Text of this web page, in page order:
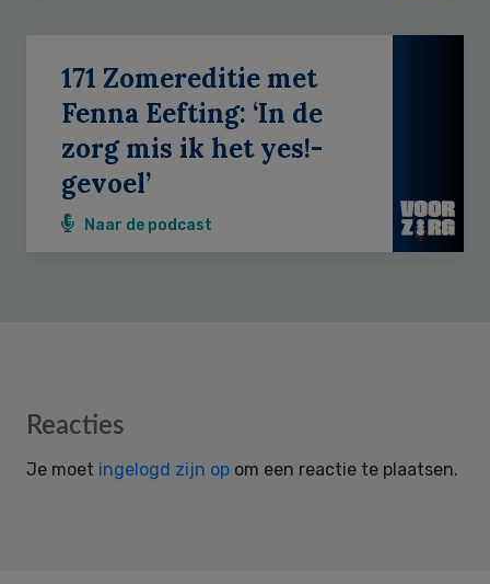
171 Zomereditie met
Fenna Eefting: ‘In de
zorg mis ik het yes!-
gevoel’
Naar de podcast
Reader
Reacties
Je moet ingelogd zijn op om een reactie te plaatsen.